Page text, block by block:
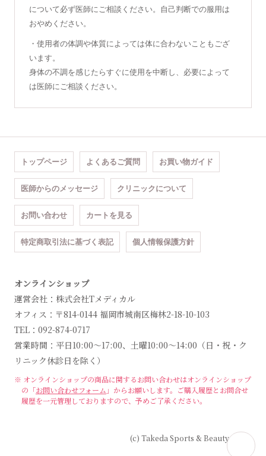
について必ず医師にご相談ください。自己判断での服用は
おやめください。
・使用者の体調や体質によっては体に合わないこともござ
います。
身体の不調を感じたらすぐに使用を中断し、必要によって
は医師にご相談ください。
トップページ よくあるご質問 お買い物ガイド
医師からのメッセージ クリニックについて
お問い合わせ カートを見る
特定商取引法に基づく表記 個人情報保護方針
オンラインショップ
運営会社：株式会社Tメディカル
オフィス：〒814-0144 福岡市城南区梅林2-18-10-103
TEL：092-874-0717
営業時間：平日10:00～17:00、土曜10:00～14:00（日・祝・ク
リニック休診日を除く）
※ オンラインショップの商品に関するお問い合わせはオンラインショップ
の「お問い合わせフォーム 」からお願いします。 ご購入履歴とお問合せ
履歴を一元管理しておりますので、予めご了承ください。
(c) Takeda Sports & Beauty Clinic